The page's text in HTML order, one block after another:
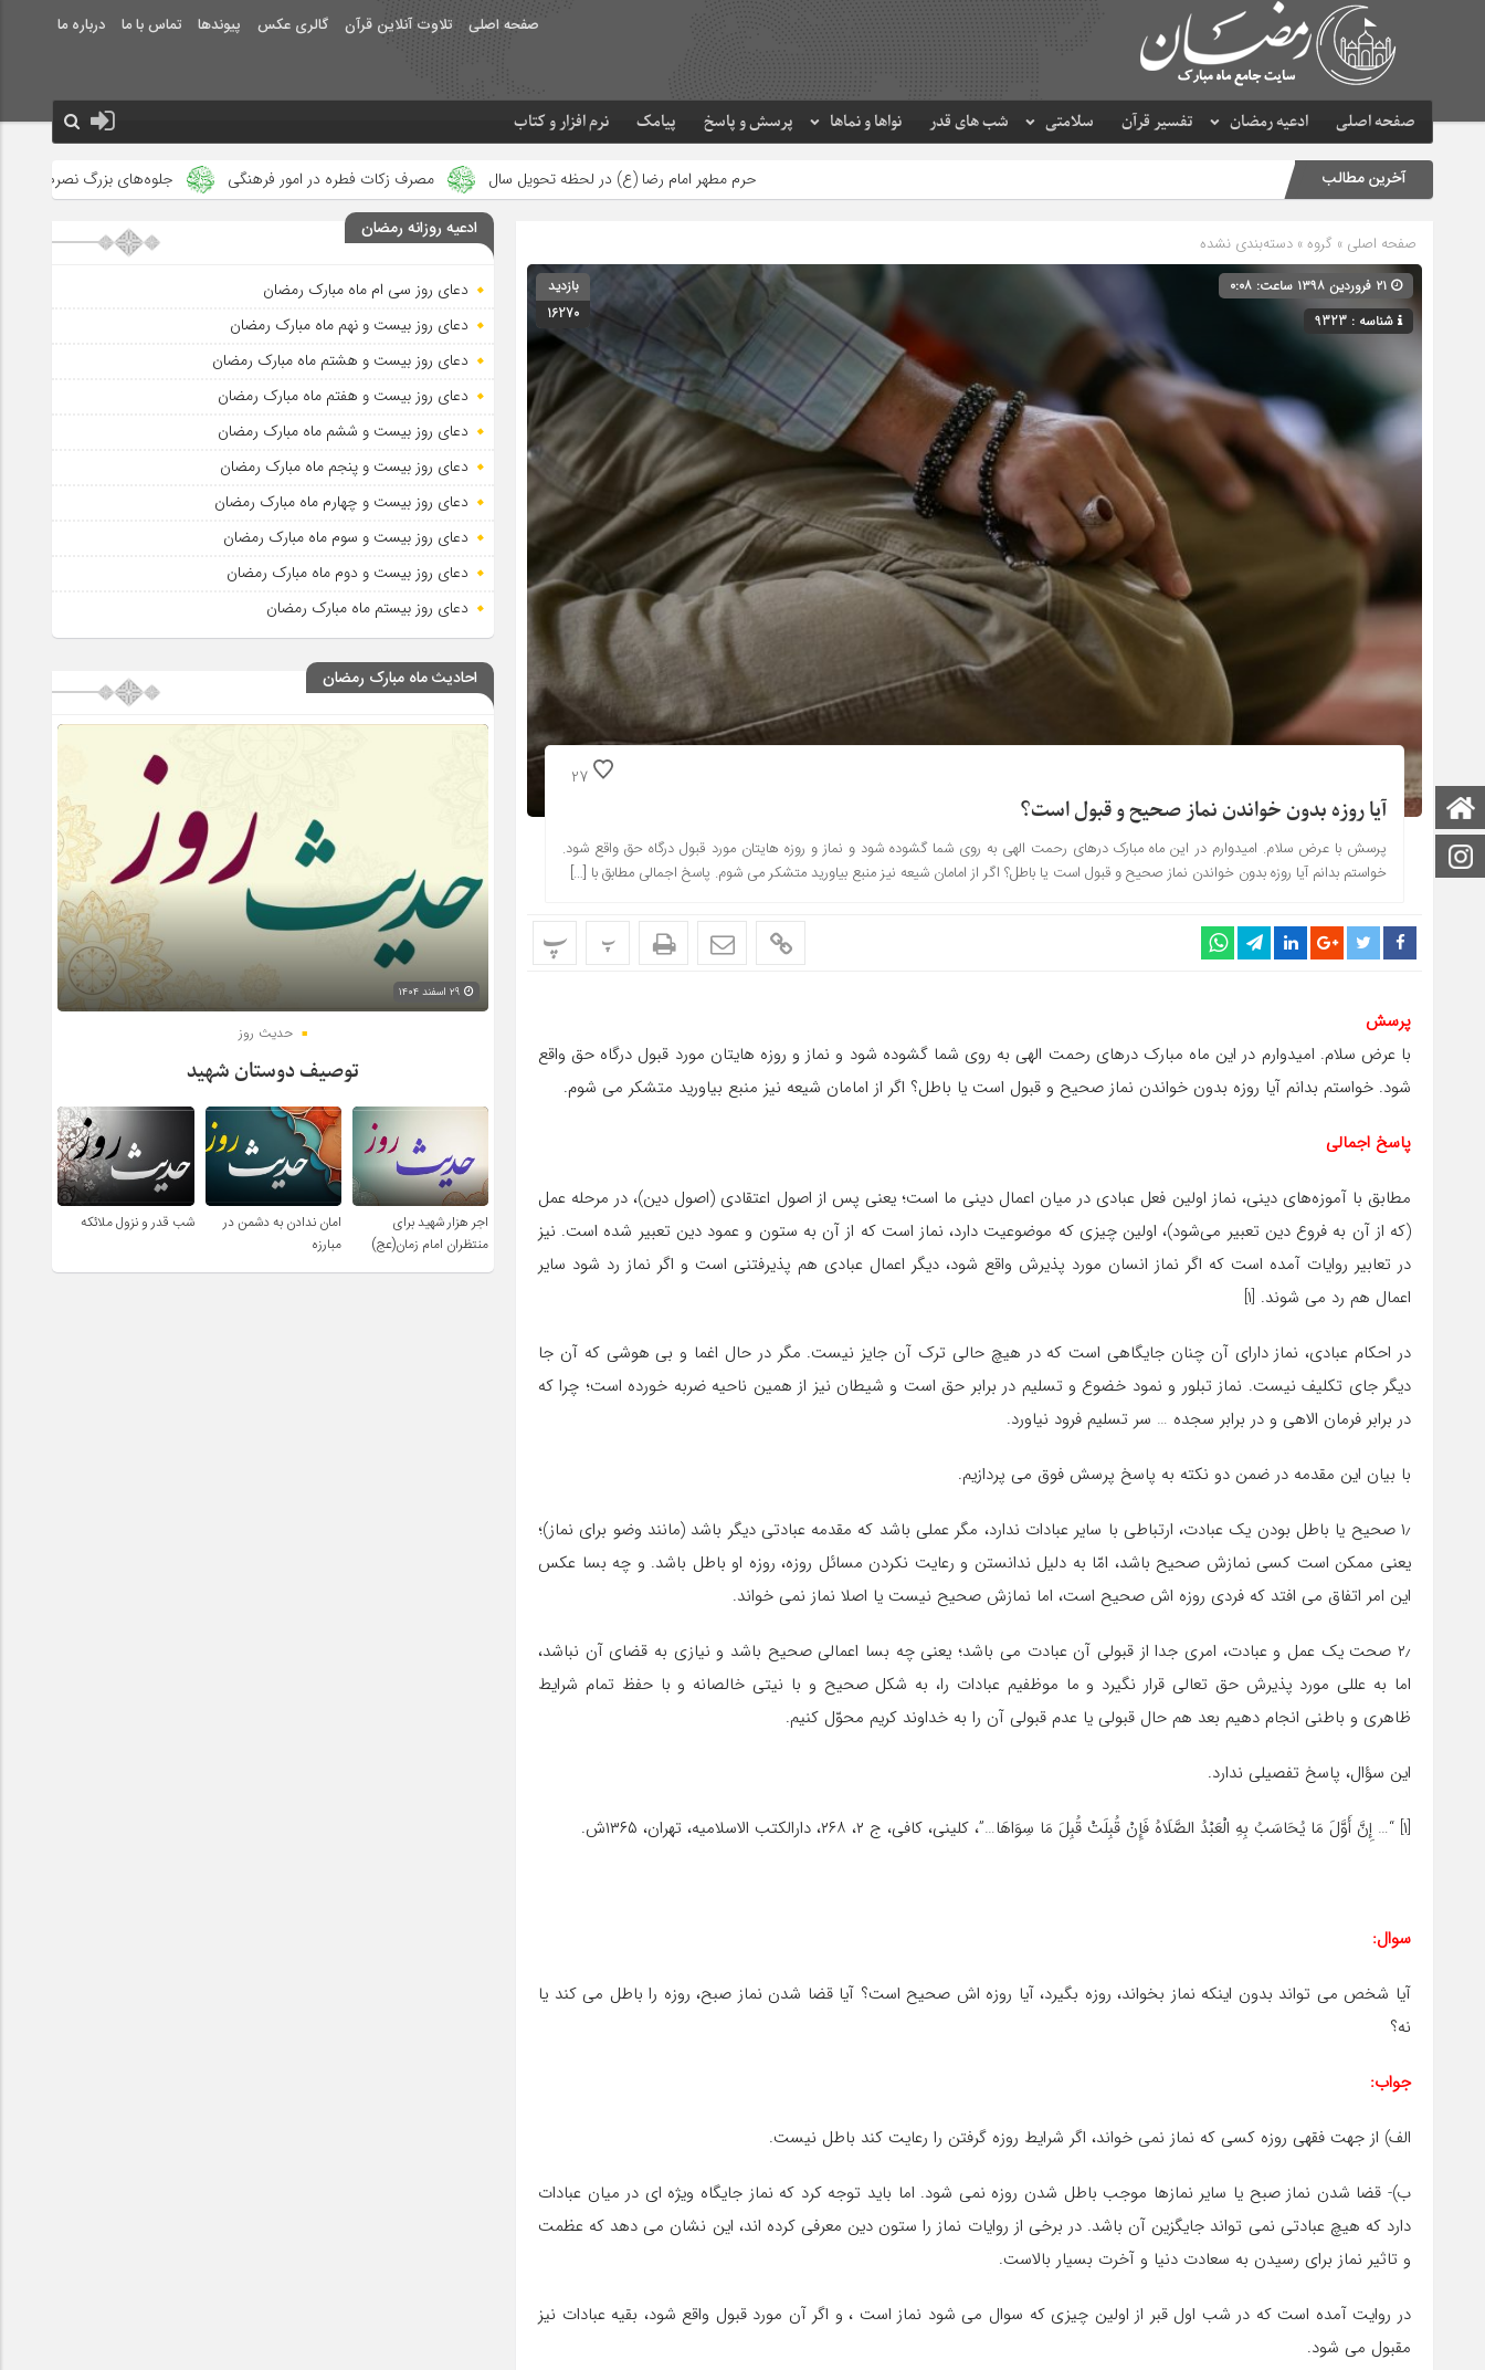
صفحه اصلی تلاوت آنلاین قرآن گالری عکس پیوندها تماس با ما درباره ما
صفحه اصلی ادعیه رمضان تفسیر قرآن سلامتی شب های قدر نواها و نماها پرسش و پاسخ پیامک نرم افزار و کتاب
صفحه اصلی
اینستاگرام
آخرین مطالب حرم مطهر امام رضا (ع) در لحظه تحویل سال مصرف زکات فطره در امور فرهنگی جلوه‌های بزرگ نصرت الهی در ماه مبارک رمضان
صفحه اصلی » گروه » دسته‌بندی نشده
شناسه : 9323
بازدید
16270
27
آیا روزه بدون خواندن نماز صحیح و قبول است؟
پرسش با عرض سلام. امیدوارم در این ماه مبارک درهای رحمت الهی به روی شما گشوده شود و نماز و روزه هایتان مورد قبول درگاه حق واقع شود.
خواستم بدانم آیا روزه بدون خواندن نماز صحیح و قبول است یا باطل؟ اگر از امامان شیعه نیز منبع بیاورید متشکر می شوم. پاسخ اجمالی مطابق با […]
پ پ
پرسش
با عرض سلام. امیدوارم در این ماه مبارک درهای رحمت الهی به روی شما گشوده شود و نماز و روزه هایتان مورد قبول درگاه حق واقع
شود. خواستم بدانم آیا روزه بدون خواندن نماز صحیح و قبول است یا باطل؟ اگر از امامان شیعه نیز منبع بیاورید متشکر می شوم.
پاسخ اجمالی
مطابق با آموزه‌های دینی، نماز اولین فعل عبادی در میان اعمال دینی ما است؛ یعنی پس از اصول اعتقادی (اصول دین)، در مرحله عمل
(که از آن به فروع دین تعبیر می‌شود)، اولین چیزی که موضوعیت دارد، نماز است که از آن به ستون و عمود دین تعبیر شده است. نیز
در تعابیر روایات آمده است که اگر نماز انسان مورد پذیرش واقع شود، دیگر اعمال عبادی هم پذیرفتنی است و اگر نماز رد شود سایر
اعمال هم رد می شوند. [۱]
در احکام عبادی، نماز دارای آن چنان جایگاهی است که در هیچ حالی ترک آن جایز نیست. مگر در حال اغما و بی هوشی که آن جا
دیگر جای تکلیف نیست. نماز تبلور و نمود خضوع و تسلیم در برابر حق است و شیطان نیز از همین ناحیه ضربه خورده است؛ چرا که
در برابر فرمان الاهی و در برابر سجده … سر تسلیم فرود نیاورد.
با بیان این مقدمه در ضمن دو نکته به پاسخ پرسش فوق می پردازیم.
۱٫ صحیح یا باطل بودن یک عبادت، ارتباطی با سایر عبادات ندارد، مگر عملی باشد که مقدمه عبادتی دیگر باشد (مانند وضو برای نماز)؛
یعنی ممکن است کسی نمازش صحیح باشد، امّا به دلیل ندانستن و رعایت نکردن مسائل روزه، روزه او باطل باشد. و چه بسا عکس
این امر اتفاق می افتد که فردی روزه اش صحیح است، اما نمازش صحیح نیست یا اصلا نماز نمی خواند.
۲٫ صحت یک عمل و عبادت، امری جدا از قبولی آن عبادت می باشد؛ یعنی چه بسا اعمالی صحیح باشد و نیازی به قضای آن نباشد،
اما به عللی مورد پذیرش حق تعالی قرار نگیرد و ما موظفیم عبادات را، به شکل صحیح و با نیتی خالصانه و با حفظ تمام شرایط
ظاهری و باطنی انجام دهیم بعد هم حال قبولی یا عدم قبولی آن را به خداوند کریم محوّل کنیم.
این سؤال، پاسخ تفصیلی ندارد.
[۱] “… إِنَّ أَوَّلَ مَا یُحَاسَبُ بِهِ الْعَبْدُ الصَّلَاهُ فَإِنْ قُبِلَتْ قُبِلَ مَا سِوَاهَا…”، کلینی، کافی، ج ۲، ۲۶۸، دارالکتب الاسلامیه، تهران، ۱۳۶۵ش.
سوال:
آیا شخص می تواند بدون اینکه نماز بخواند، روزه بگیرد، آیا روزه اش صحیح است؟ آیا قضا شدن نماز صبح، روزه را باطل می کند یا
نه؟
جواب:
الف) از جهت فقهی روزه کسی که نماز نمی خواند، اگر شرایط روزه گرفتن را رعایت کند باطل نیست.
ب)- قضا شدن نماز صبح یا سایر نمازها موجب باطل شدن روزه نمی شود. اما باید توجه کرد که نماز جایگاه ویژه ای در میان عبادات
دارد که هیچ عبادتی نمی تواند جایگزین آن باشد. در برخی از روایات نماز را ستون دین معرفی کرده اند، این نشان می دهد که عظمت
و تاثیر نماز برای رسیدن به سعادت دنیا و آخرت بسیار بالاست.
در روایت آمده است که در شب اول قبر از اولین چیزی که سوال می شود نماز است ، و اگر آن مورد قبول واقع شود، بقیه عبادات نیز
مقبول می شود.
ادعیه روزانه رمضان
دعای روز سی ام ماه مبارک رمضان
دعای روز بیست و نهم ماه مبارک رمضان
دعای روز بیست و هشتم ماه مبارک رمضان
دعای روز بیست و هفتم ماه مبارک رمضان
دعای روز بیست و ششم ماه مبارک رمضان
دعای روز بیست و پنجم ماه مبارک رمضان
دعای روز بیست و چهارم ماه مبارک رمضان
دعای روز بیست و سوم ماه مبارک رمضان
دعای روز بیست و دوم ماه مبارک رمضان
دعای روز بیستم ماه مبارک رمضان
احادیث ماه مبارک رمضان
حدیث روز
توصیف دوستان شهید
اجر هزار شهید برای
منتظران امام زمان(عج)
امان ندادن به دشمن در
مبارزه
شب قدر و نزول ملائکه